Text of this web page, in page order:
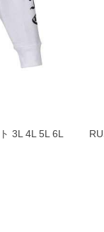
3L 4L 5L 6L